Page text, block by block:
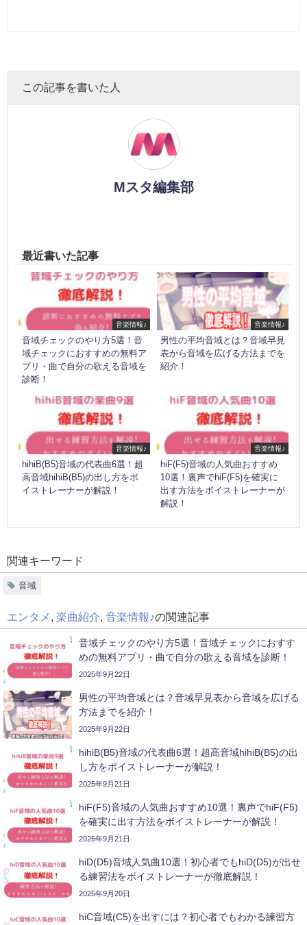
この記事を書いた人
Mスタ編集部
最近書いた記事
音楽情報♪
音域チェックのやり方5選！音
域チェックにおすすめの無料ア
プリ・曲で自分の歌える音域を
診断！
音楽情報♪
男性の平均音域とは？音域早見
表から音域を広げる方法までを
紹介！
音楽情報♪
hihiB(B5)音域の代表曲6選！超
高音域hihiB(B5)の出し方をボ
イストレーナーが解説！
音楽情報♪
hiF(F5)音域の人気曲おすすめ
10選！裏声でhiF(F5)を確実に
出す方法をボイストレーナーが
解説！
関連キーワード
音域
エンタメ 楽曲紹介 音楽情報♪の関連記事
音域チェックのやり方5選！音域チェックにおすす
めの無料アプリ・曲で自分の歌える音域を診断！
2025年9月22日
男性の平均音域とは？音域早見表から音域を広げる
方法までを紹介！
2025年9月22日
hihiB(B5)音域の代表曲6選！超高音域hihiB(B5)の出
し方をボイストレーナーが解説！
2025年9月21日
hiF(F5)音域の人気曲おすすめ10選！裏声でhiF(F5)
を確実に出す方法をボイストレーナーが解説！
2025年9月21日
hiD(D5)音域人気曲10選！初心者でもhiD(D5)が出せ
る練習法をボイストレーナーが徹底解説！
2025年9月20日
hiC音域(C5)を出すには？初心者でもわかる練習方